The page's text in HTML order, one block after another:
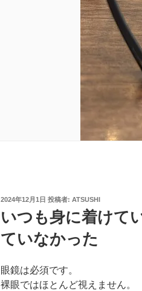
投
日:
2024年12月1日 投稿者: ATSUSHI
いつも身に着けて
ていなかった
眼鏡は必須です。
裸眼ではほとんど視えません。